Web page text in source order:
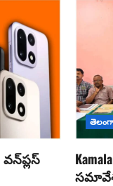
వన్‌ప్లస్